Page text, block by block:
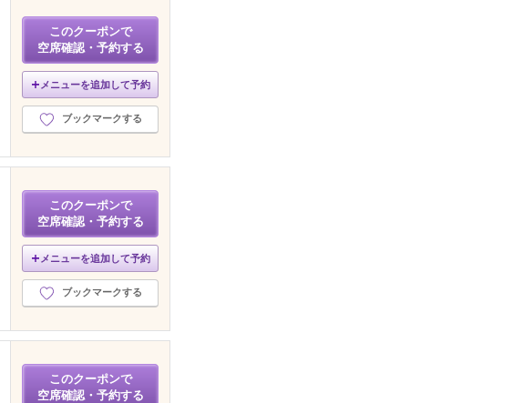
このクーポンで
空席確認・予約する
メニューを追加して予約
ブックマークする
このクーポンで
空席確認・予約する
メニューを追加して予約
ブックマークする
このクーポンで
空席確認・予約する